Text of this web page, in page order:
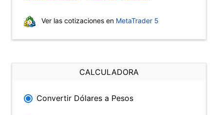
Ver las cotizaciones en MetaTrader 5
CALCULADORA
Convertir Dólares a Pesos